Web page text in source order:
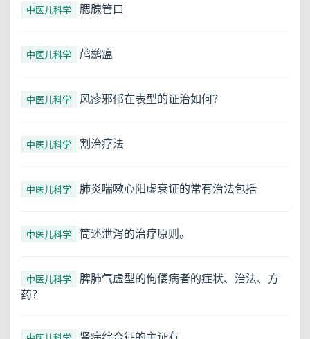
中医儿科学 腮腺管口
中医儿科学 鸬鹚瘟
中医儿科学 风疹邪郁在表型的证治如何？
中医儿科学 割治疗法
中医儿科学 肺炎喘嗽心阳虚衰证的常有治法包括
中医儿科学 筒述泄泻的治疗原则。
中医儿科学
脾肺气虚型的佝偻病者的症状、治法、方
药？